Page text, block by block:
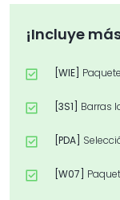
¡Incluye
[WIE]
[3S1] Barras
[PDA]
[W07]